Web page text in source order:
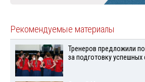
Рекомендуемые материалы
Тренеров предложили
за подготовку успешных